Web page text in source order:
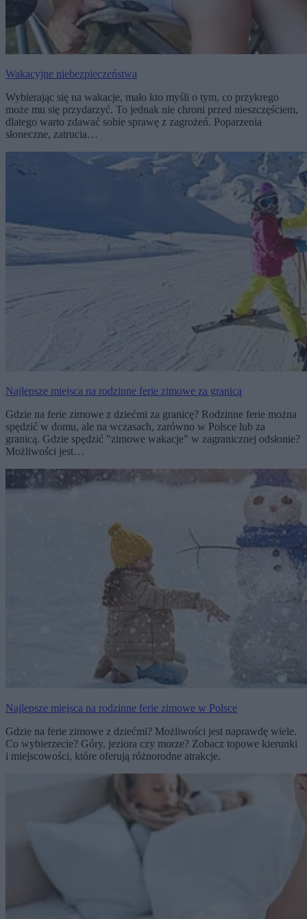
Wakacyjne niebezpieczeństwa
Wybierając się na wakacje, mało kto myśli o tym, co przykrego
może mu się przydarzyć. To jednak nie chroni przed nieszczęściem,
dlatego warto zdawać sobie sprawę z zagrożeń. Poparzenia
słoneczne, zatrucia…
Najlepsze miejsca na rodzinne ferie zimowe za granicą
Gdzie na ferie zimowe z dziećmi za granicę? Rodzinne ferie można
spędzić w domu, ale na wczasach, zarówno w Polsce lub za
granicą. Gdzie spędzić "zimowe wakacje" w zagranicznej odsłonie?
Możliwości jest…
Najlepsze miejsca na rodzinne ferie zimowe w Polsce
Gdzie na ferie zimowe z dziećmi? Możliwości jest naprawdę wiele.
Co wybierzecie? Góry, jeziora czy morze? Zobacz topowe kierunki
i miejscowości, które oferują różnorodne atrakcje.